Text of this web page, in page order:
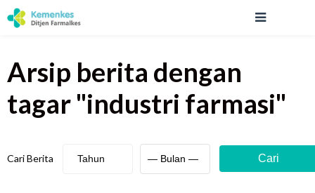
Arsip berita dengan
tagar "industri farmasi"
Cari Berita Cari